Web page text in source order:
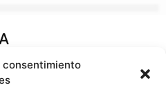
consentimiento
León Felipe, nº30 45450 -